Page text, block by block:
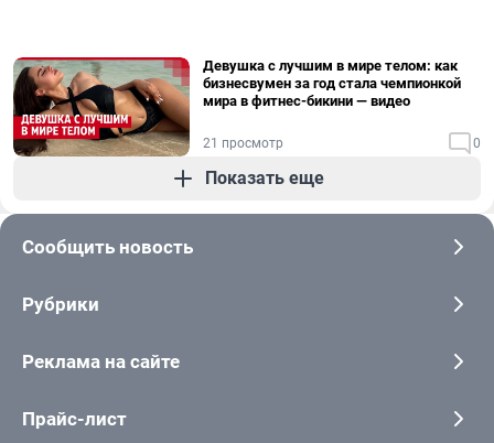
Девушка с лучшим в мире телом: как
бизнесвумен за год стала чемпионкой
мира в фитнес-бикини — видео
21 просмотр 0
Показать еще
Сообщить новость
Рубрики
Реклама на сайте
Прайс-лист